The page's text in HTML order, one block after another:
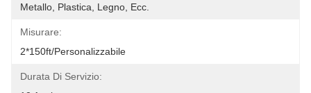
Metallo, Plastica, Legno, Ecc.
Misurare:
2*150ft/personalizzabile
Durata Di Servizio: